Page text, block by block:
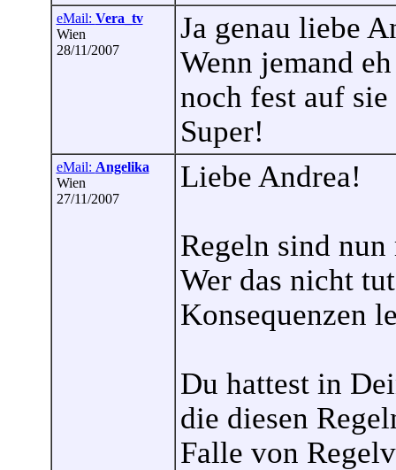
eMail: Vera_tv
Wien
28/11/2007
Ja genau liebe
Wenn jemand
noch fest auf
Super!
eMail: Angelika
Wien
27/11/2007
Liebe Andrea!
Regeln sind
Wer das nicht
Konsequenzen
Du hattest in
die diesen
Falle von